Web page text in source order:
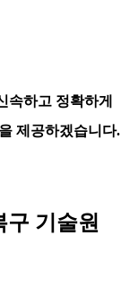
속하고 정확하게
제공하겠습니다.
기술원